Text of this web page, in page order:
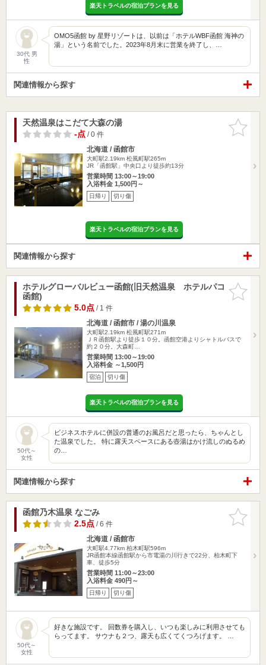
楽天トラベルの宿泊プランを見る
30代 男
性
OMO5函館 by 星野リゾートは、以前は「ホテルWBF函館 海神の
湯」という名前でした。2023年8月末に営業を終了し、…
関連情報から探す
お気に入
りに追加
天然温泉はこだて大森の湯
-点/ 0 件
北海道 / 函館市
大町駅2.19km 松風町駅265m
JR「函館駅」中央口より徒歩約13分
営業時間 13:00～19:00
入浴料金 1,500円～
日帰り 切り傷
楽天トラベルの宿泊プランを見る
関連情報から探す
お気に入
りに追加
ホテルグローバルビュー函館(旧天然温泉 ホテルパコ
函館)
5.0点/ 1 件
北海道 / 函館市 / 湯の川温泉
大町駅2.19km 松風町駅271m
ＪＲ函館駅より徒歩１０分。函館空港よりシャトルバスで
約２０分。大森町…
営業時間 13:00～19:00
入浴料金 ～1,500円
宿泊 切り傷
楽天トラベルの宿泊プランを見る
50代～
女性
ビジネスホテルに併設の普通のお風呂だと思ったら、ちゃんとし
た温泉でした。 特に露天スペースにある壺湯はかけ流しのぬるめ
の…
関連情報から探す
お気に入
りに追加
函館乃木温泉 なごみ
2.5点/ 6 件
北海道 / 函館市
大町駅4.77km 柏木町駅596m
JR函館本線函館駅から市電湯の川行きで22分、柏木町下
車、徒歩5分
営業時間 11:00～23:00
入浴料金 490円～
日帰り 切り傷
50代～
女性
好きな施設です。 回数券を購入し、いつも楽しみに利用させても
らってます。 サウナも２つ、露天も広くてくつろげます。 …